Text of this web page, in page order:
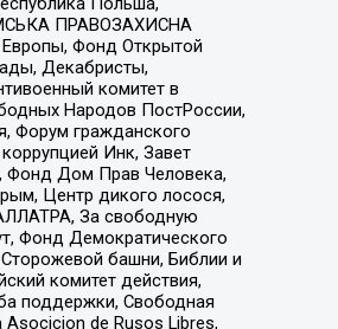
ПРАВОЗАХИСНА
Европы, Фонд Открытой
Декабристы,
комитет в
Народов ПостРоссии,
Форум гражданского
Инк, Завет
Фонд Дом Прав Человека,
Центр дикого лосося,
За свободную
Фонд Демократического
башни, Библии и
комитет действия,
поддержки, Свободная
de Rusos Libres,